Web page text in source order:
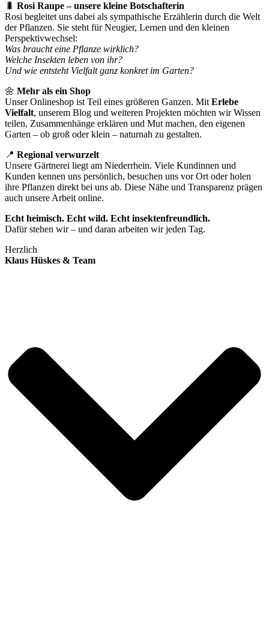
🐛 Rosi Raupe – unsere kleine Botschafterin
Rosi begleitet uns dabei als sympathische Erzählerin durch die Welt
der Pflanzen. Sie steht für Neugier, Lernen und den kleinen
Perspektivwechsel:
Was braucht eine Pflanze wirklich?
Welche Insekten leben von ihr?
Und wie entsteht Vielfalt ganz konkret im Garten?
🌼 Mehr als ein Shop
Unser Onlineshop ist Teil eines größeren Ganzen. Mit Erlebe
Vielfalt, unserem Blog und weiteren Projekten möchten wir Wissen
teilen, Zusammenhänge erklären und Mut machen, den eigenen
Garten – ob groß oder klein – naturnah zu gestalten.
📍 Regional verwurzelt
Unsere Gärtnerei liegt am Niederrhein. Viele Kundinnen und
Kunden kennen uns persönlich, besuchen uns vor Ort oder holen
ihre Pflanzen direkt bei uns ab. Diese Nähe und Transparenz prägen
auch unsere Arbeit online.
Echt heimisch. Echt wild. Echt insektenfreundlich.
Dafür stehen wir – und daran arbeiten wir jeden Tag.
Herzlich
Klaus Hüskes & Team